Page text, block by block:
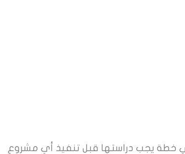
خطة يجب دراستها قبل تنفيذ أي مشروع